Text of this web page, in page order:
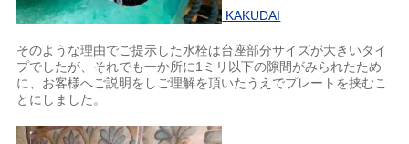
KAKUDAI
そのような理由でご提示した水栓は台座部分サイズが大きいタイ
プでしたが、それでも一か所に1ミリ以下の隙間がみられたため
に、お客様へご説明をしご理解を頂いたうえでプレートを挟むこ
とにしました。